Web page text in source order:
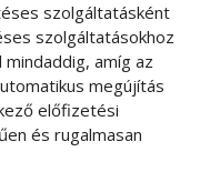
szolgáltatásként
szolgáltatásokhoz
amíg az
megújítás
előfizetési
és rugalmasan